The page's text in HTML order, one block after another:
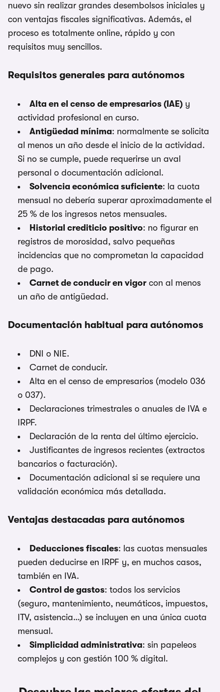
nuevo sin realizar grandes desembolsos iniciales y
con ventajas fiscales significativas. Además, el
proceso es totalmente online, rápido y con
requisitos muy sencillos.
Requisitos generales para autónomos
Alta en el censo de empresarios (IAE) y
actividad profesional en curso.
Antigüedad mínima: normalmente se solicita
al menos un año desde el inicio de la actividad.
Si no se cumple, puede requerirse un aval
personal o documentación adicional.
Solvencia económica suficiente: la cuota
mensual no debería superar aproximadamente el
25 % de los ingresos netos mensuales.
Historial crediticio positivo: no figurar en
registros de morosidad, salvo pequeñas
incidencias que no comprometan la capacidad
de pago.
Carnet de conducir en vigor con al menos
un año de antigüedad.
Documentación habitual para autónomos
DNI o NIE.
Carnet de conducir.
Alta en el censo de empresarios (modelo 036
o 037).
Declaraciones trimestrales o anuales de IVA e
IRPF.
Declaración de la renta del último ejercicio.
Justificantes de ingresos recientes (extractos
bancarios o facturación).
Documentación adicional si se requiere una
validación económica más detallada.
Ventajas destacadas para autónomos
Deducciones fiscales: las cuotas mensuales
pueden deducirse en IRPF y, en muchos casos,
también en IVA.
Control de gastos: todos los servicios
(seguro, mantenimiento, neumáticos, impuestos,
ITV, asistencia…) se incluyen en una única cuota
mensual.
Simplicidad administrativa: sin papeleos
complejos y con gestión 100 % digital.